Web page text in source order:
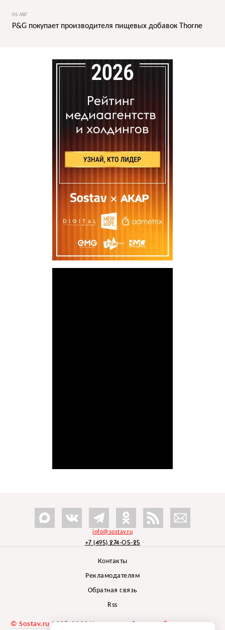
05 АВГ
P&G покупает производителя пищевых добавок Thorne
info@sostav.ru
+7 (495) 274-05-25
Контакты
Рекламодателям
Обратная связь
Rss
© Sostav.ru 1998-2026 Независимый проектбрендингового